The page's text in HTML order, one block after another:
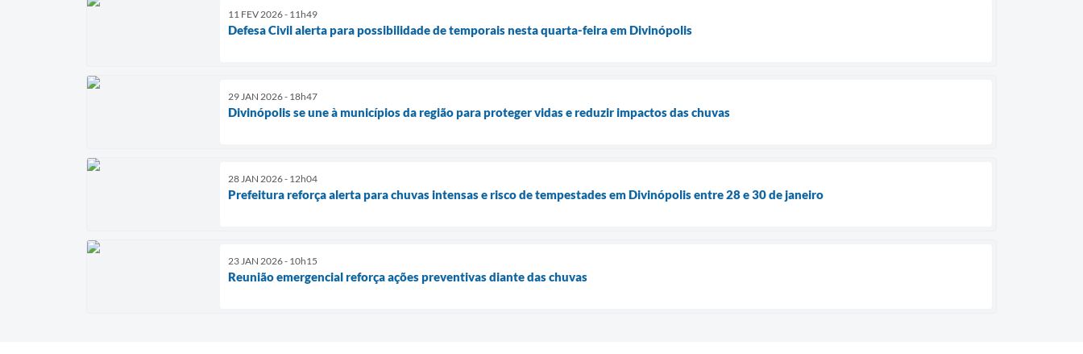
11 FEV 2026 - 11h49
Defesa Civil alerta para possibilidade de temporais nesta quarta-feira em Divinópolis
29 JAN 2026 - 18h47
Divinópolis se une à municípios da região para proteger vidas e reduzir impactos das chuvas
28 JAN 2026 - 12h04
Prefeitura reforça alerta para chuvas intensas e risco de tempestades em Divinópolis entre 28 e 30 de janeiro
23 JAN 2026 - 10h15
Reunião emergencial reforça ações preventivas diante das chuvas